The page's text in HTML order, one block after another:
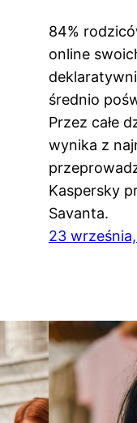
84%
online
średnio
Przez całe
wynika z
Kaspersky
Savanta.
23